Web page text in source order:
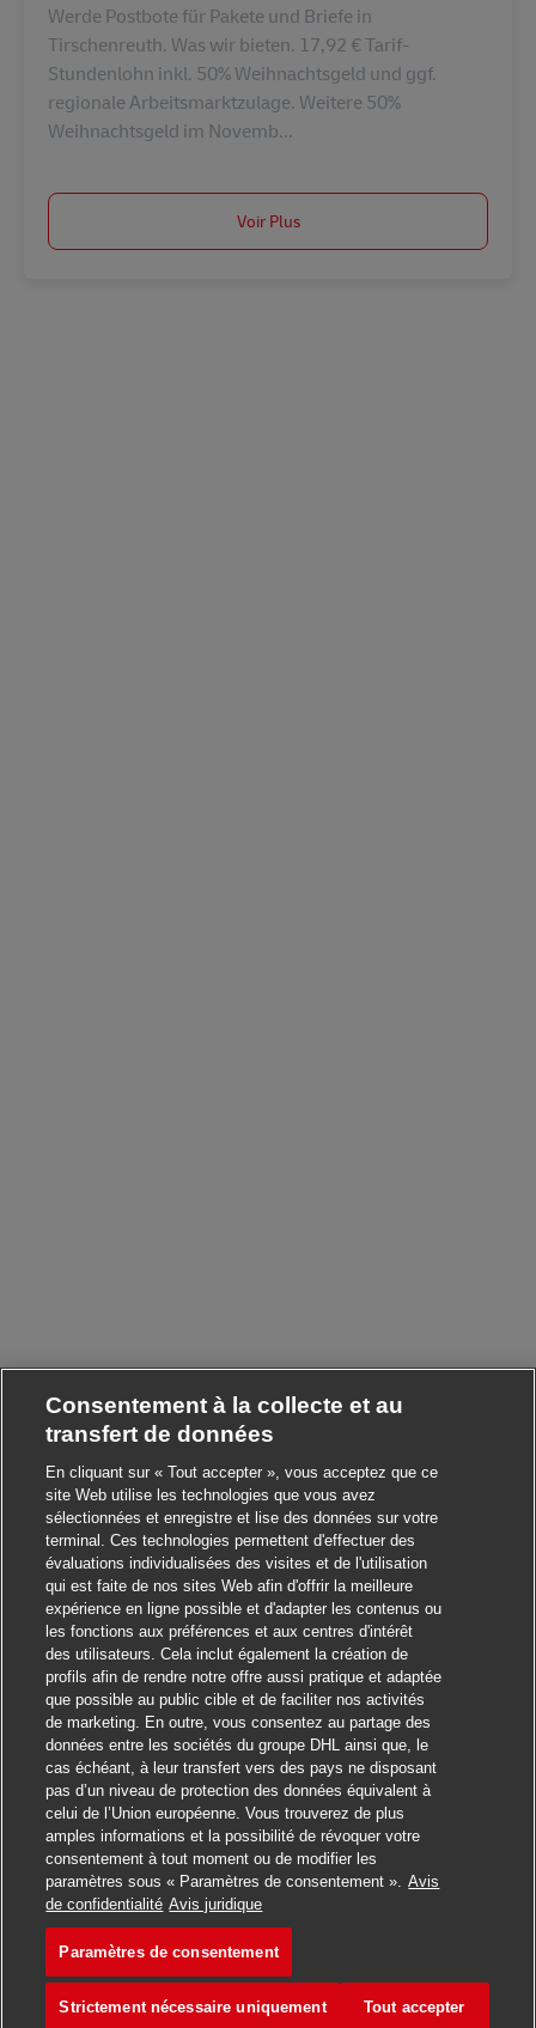
Postuler
Favori
Werde Postbote für Pakete und Briefe in
Tirschenreuth. Was wir bieten. 17,92 € Tarif-
Stundenlohn inkl. 50% Weihnachtsgeld und ggf.
regionale Arbeitsmarktzulage. Weitere 50%
Weihnachtsgeld im Novemb...
Voir Plus
Consentement à la collecte et au
transfert de données
En cliquant sur « Tout accepter », vous acceptez que ce
site Web utilise les technologies que vous avez
sélectionnées et enregistre et lise des données sur votre
terminal. Ces technologies permettent d'effectuer des
évaluations individualisées des visites et de l'utilisation
qui est faite de nos sites Web afin d'offrir la meilleure
expérience en ligne possible et d'adapter les contenus ou
les fonctions aux préférences et aux centres d'intérêt
des utilisateurs. Cela inclut également la création de
profils afin de rendre notre offre aussi pratique et adaptée
que possible au public cible et de faciliter nos activités
de marketing. En outre, vous consentez au partage des
données entre les sociétés du groupe DHL ainsi que, le
cas échéant, à leur transfert vers des pays ne disposant
pas d’un niveau de protection des données équivalent à
celui de l’Union européenne. Vous trouverez de plus
amples informations et la possibilité de révoquer votre
consentement à tout moment ou de modifier les
paramètres sous « Paramètres de consentement ». Avis
de confidentialité Avis juridique
Paramètres de consentement
Strictement nécessaire uniquement Tout accepter